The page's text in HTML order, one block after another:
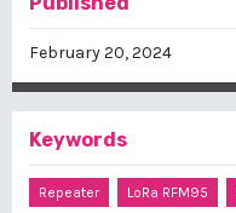
February 20, 2024
Keywords
Repeater LoRa RFM95